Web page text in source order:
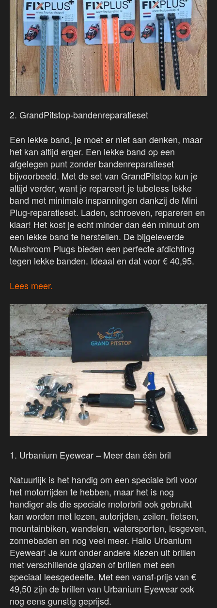
2. GrandPitstop-bandenreparatieset
Een lekke band, je moet er niet aan denken, maar
het kan altijd erger. Een lekke band op een
afgelegen punt zonder bandenreparatieset
bijvoorbeeld. Met de set van GrandPitstop kun je
altijd verder, want je repareert je tubeless lekke
band met minimale inspanningen dankzij de Mini
Plug-reparatieset. Laden, schroeven, repareren en
klaar! Het kost je echt minder dan één minuut om
een lekke band te herstellen. De bijgeleverde
Mushroom Plugs bieden een perfecte afdichting
tegen lekke banden. Ideaal en dat voor € 40,95.
Lees meer.
1. Urbanium Eyewear – Meer dan één bril
Natuurlijk is het handig om een speciale bril voor
het motorrijden te hebben, maar het is nog
handiger als die speciale motorbril ook gebruikt
kan worden met lezen, autorijden, zeilen, fietsen,
mountainbiken, wandelen, watersporten, lesgeven,
zonnebaden en nog veel meer. Hallo Urbanium
Eyewear! Je kunt onder andere kiezen uit brillen
met verschillende glazen of brillen met een
speciaal leesgedeelte. Met een vanaf-prijs van €
49,50 zijn de brillen van Urbanium Eyewear ook
nog eens gunstig geprijsd.